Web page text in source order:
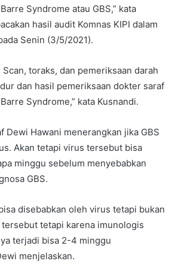
Syndrome atau GBS,” kata
hasil audit Komnas KIPI dalam
Senin (3/5/2021).
toraks, dan pemeriksaan darah
dan hasil pemeriksaan dokter saraf
Syndrome,” kata Kusnandi.
Dewi Hawani menerangkan jika GBS
Akan tetapi virus tersebut bisa
minggu sebelum menyebabkan
GBS.
disebabkan oleh virus tetapi bukan
tetapi karena imunologis
terjadi bisa 2-4 minggu
menjelaskan.